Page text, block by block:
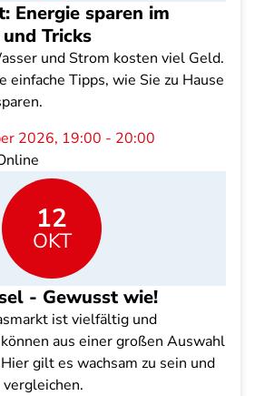
Energie sparen im
Tricks
und Strom kosten viel Geld.
einfache Tipps, wie Sie zu Hause
2026, 19:00 - 20:00
12
OKT
- Gewusst wie!
ist vielfältig und
aus einer großen Auswahl
gilt es wachsam zu sein und